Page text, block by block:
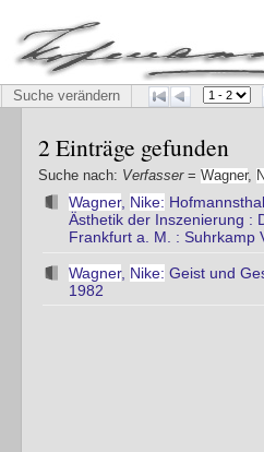
Suche verändern
2 Einträge gefunden
Suche nach: Verfasser= Wagner,
Wagner, Nike:
Ästhetik der Inszenierung :
Frankfurt a. M. : Suhrkamp
Wagner, Nike: Geist und
1982